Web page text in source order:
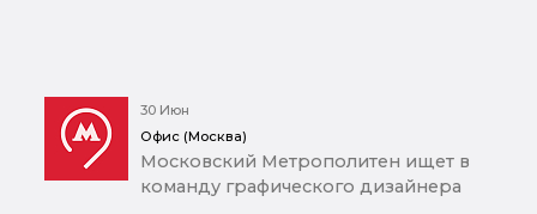
30 Июн
Офис (Москва)
Московский Метрополитен ищет в
команду графического дизайнера